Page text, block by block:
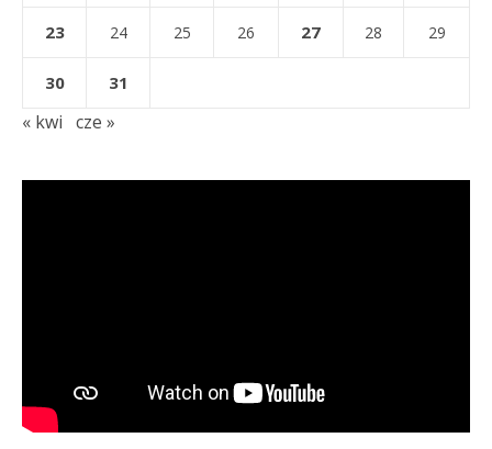
23 24 25 26 27 28 29
30 31
« kwi cze »